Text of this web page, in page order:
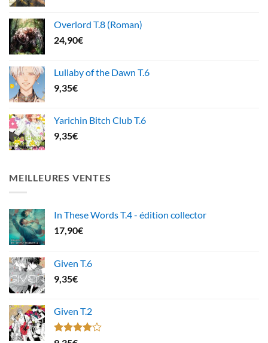
Overlord T.8 (Roman)
24,90€
Lullaby of the Dawn T.6
9,35€
Yarichin Bitch Club T.6
9,35€
MEILLEURES VENTES
In These Words T.4 - édition collector
17,90€
Given T.6
9,35€
Given T.2
Note